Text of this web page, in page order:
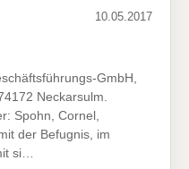
10.05.2017
GmbH,
Neckarsulm.
Spohn, Cornel,
der Befugnis, im
si…